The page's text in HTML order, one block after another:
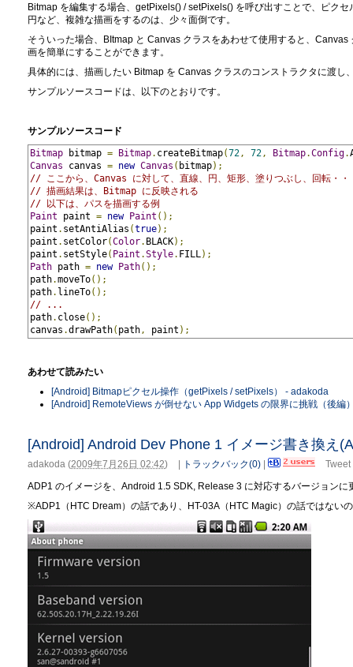
Bitmap を編集する場合、getPixels() / setPixels() を呼び出すことで、ピク
円など、複雑な描画をするのは、少々面倒です。
そういった場合、BItmap と Canvas クラスをあわせて使用すると、
画を簡単にすることができます。
具体的には、描画したい Bitmap を Canvas クラスのコンストラクタに渡
サンプルソースコードは、以下のとおりです。
サンプルソースコード
Bitmap bitmap = Bitmap. createBitmap(72, 72, Bitmap.Config.
Canvas canvas = new Canvas ( bitmap);
// ここから、Canvas に対して、直線、円、矩形、塗りつぶし、回転・・
// 描画結果は、Bitmap に反映される
// 以下は、パスを描画する例
Paint paint = new Paint ();
paint . setAntiAlias (true);
paint . setColor(Color. BLACK);
paint . setStyle( Paint .Style. FILL);
Path path = new Path();
path.moveTo();
path. lineTo();
// ...
path. close();
canvas .drawPath( path, paint );
あわせて読みたい
[Android] Bitmapピクセル操作（getPixels / setPixels） - adakoda
[Android] RemoteViews が倒せない App Widgets の限界に挑戦（後編
[Android] Android Dev Phone 1 イメージ書き換え
adakoda (2009年7月26日 02:42) トラックバック(0)
Tweet
ADP1 のイメージを、Android 1.5 SDK, Release 3 に対応するバージョンに
※ADP1（HTC Dream）の話であり、HT-03A（HTC Magic）の話ではない